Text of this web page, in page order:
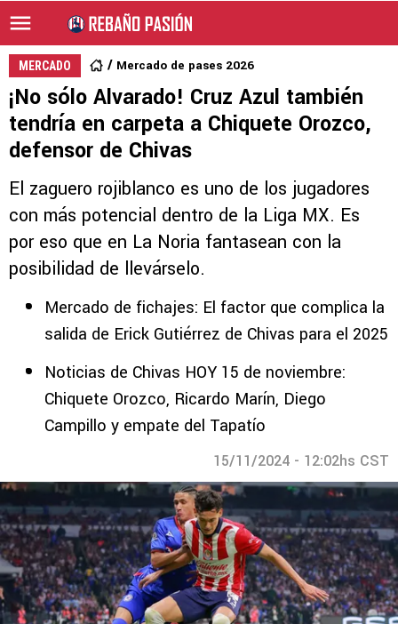
MERCADO Mercado de pases 2026
¡No sólo Alvarado! Cruz Azul también
tendría en carpeta a Chiquete Orozco,
defensor de Chivas
El zaguero rojiblanco es uno de los jugadores
con más potencial dentro de la Liga MX. Es
por eso que en La Noria fantasean con la
posibilidad de llevárselo.
Mercado de fichajes: El factor que complica la
salida de Erick Gutiérrez de Chivas para el 2025
Noticias de Chivas HOY 15 de noviembre:
Chiquete Orozco, Ricardo Marín, Diego
Campillo y empate del Tapatío
15/11/2024 - 12:02hs CST